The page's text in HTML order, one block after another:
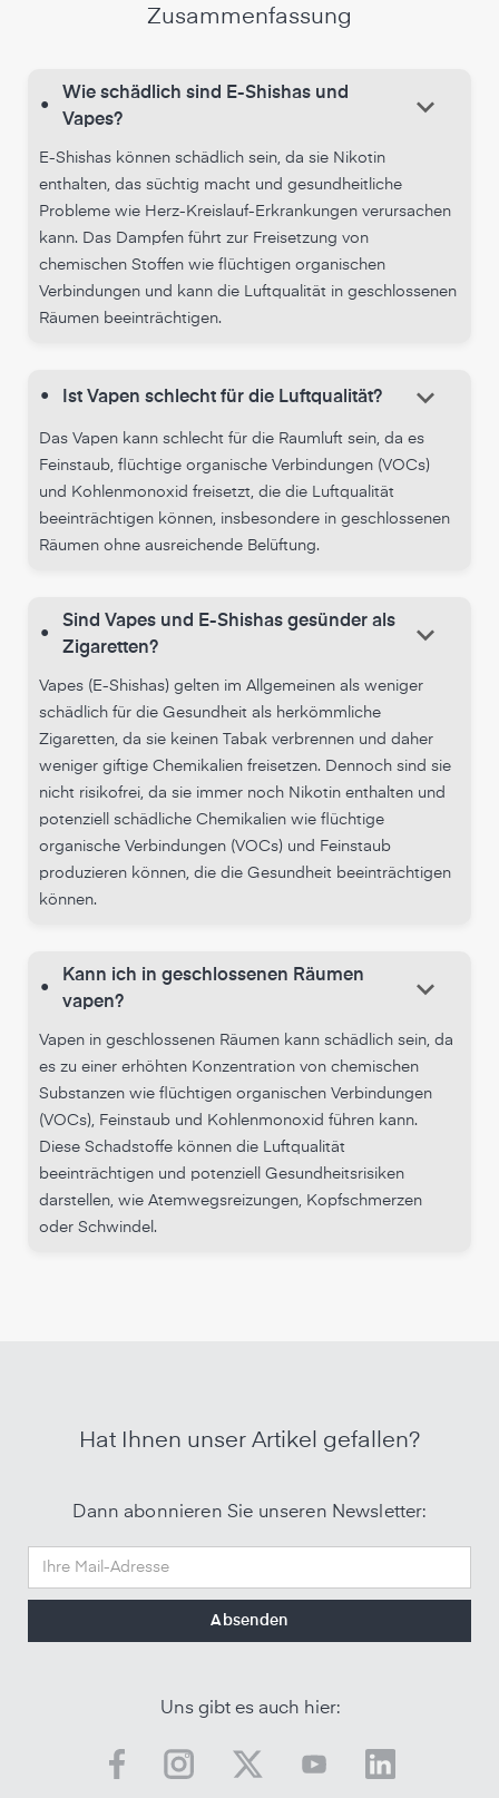
Zusammenfassung
•
Wie schädlich sind E-Shishas und
Vapes?
keyboard_arrow_down
E-Shishas können schädlich sein, da sie Nikotin
enthalten, das süchtig macht und gesundheitliche
Probleme wie Herz-Kreislauf-Erkrankungen verursachen
kann. Das Dampfen führt zur Freisetzung von
chemischen Stoffen wie flüchtigen organischen
Verbindungen und kann die Luftqualität in geschlossenen
Räumen beeinträchtigen.
• Ist Vapen schlecht für die Luftqualität? keyboard_arrow_down
Das Vapen kann schlecht für die Raumluft sein, da es
Feinstaub, flüchtige organische Verbindungen (VOCs)
und Kohlenmonoxid freisetzt, die die Luftqualität
beeinträchtigen können, insbesondere in geschlossenen
Räumen ohne ausreichende Belüftung.
•
Sind Vapes und E-Shishas gesünder als
Zigaretten?
keyboard_arrow_down
Vapes (E-Shishas) gelten im Allgemeinen als weniger
schädlich für die Gesundheit als herkömmliche
Zigaretten, da sie keinen Tabak verbrennen und daher
weniger giftige Chemikalien freisetzen. Dennoch sind sie
nicht risikofrei, da sie immer noch Nikotin enthalten und
potenziell schädliche Chemikalien wie flüchtige
organische Verbindungen (VOCs) und Feinstaub
produzieren können, die die Gesundheit beeinträchtigen
können.
•
Kann ich in geschlossenen Räumen
vapen?
keyboard_arrow_down
Vapen in geschlossenen Räumen kann schädlich sein, da
es zu einer erhöhten Konzentration von chemischen
Substanzen wie flüchtigen organischen Verbindungen
(VOCs), Feinstaub und Kohlenmonoxid führen kann.
Diese Schadstoffe können die Luftqualität
beeinträchtigen und potenziell Gesundheitsrisiken
darstellen, wie Atemwegsreizungen, Kopfschmerzen
oder Schwindel.
Hat Ihnen unser Artikel gefallen?
Dann abonnieren Sie unseren Newsletter:
Uns gibt es auch hier: